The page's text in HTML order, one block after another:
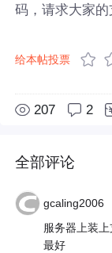
码，请求大家
给本帖投票
207 2
全部评论
gcaling2006
服务器上装
最好